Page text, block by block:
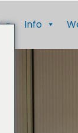
Info